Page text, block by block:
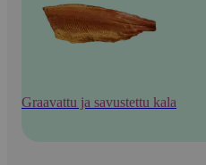
Graavattu ja savustettu kala